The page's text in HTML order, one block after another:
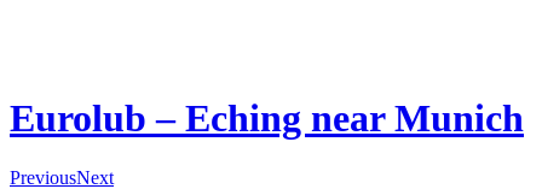
Eurolub – Eching near Munich
PreviousNext